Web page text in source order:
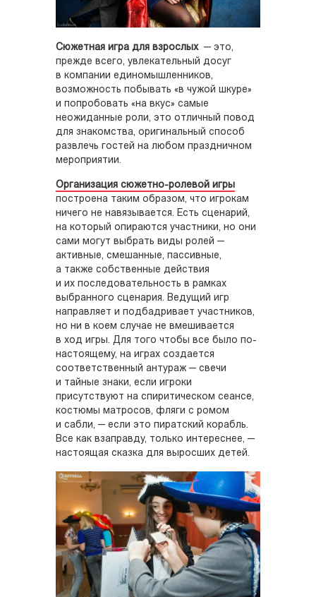
Сюжетная игра для взрослых— это,
прежде всего, увлекательный досуг
в компании единомышленников,
возможность побывать «в чужой шкуре»
и попробовать «на вкус» самые
неожиданные роли, это отличный повод
для знакомства, оригинальный способ
развлечь гостей на любом праздничном
мероприятии.
Организация сюжетно-ролевой игры
построена таким образом, что игрокам
ничего не навязывается. Есть сценарий,
на который опираются участники, но они
сами могут выбрать виды ролей —
активные, смешанные, пассивные,
а также собственные действия
и их последовательность в рамках
выбранного сценария. Ведущий игр
направляет и подбадривает участников,
но ни в коем случае не вмешивается
в ход игры. Для того чтобы все было по-
настоящему, на играх создается
соответственный антураж — свечи
и тайные знаки, если игроки
присутствуют на спиритическом сеансе,
костюмы матросов, фляги с ромом
и сабли, — если это пиратский корабль.
Все как взаправду, только интереснее, —
настоящая сказка для выросших детей.